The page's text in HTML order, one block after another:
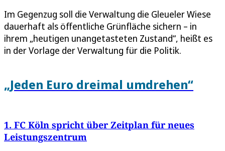
Im Gegenzug soll die Verwaltung die Gleueler Wiese
dauerhaft als öffentliche Grünfläche sichern – in
ihrem „heutigen unangetasteten Zustand“, heißt es
in der Vorlage der Verwaltung für die Politik.
„Jeden Euro dreimal umdrehen“
1. FC Köln spricht über Zeitplan für neues
Leistungszentrum